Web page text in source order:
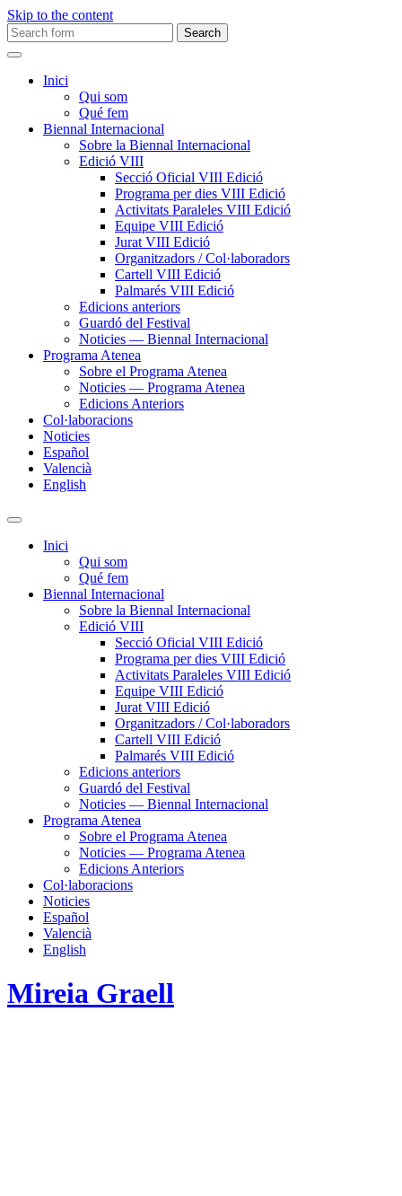
Skip to the content
Search
for:
Inici
Qui som
Qué fem
Biennal Internacional
Sobre la Biennal Internacional
Edició VIII
Secció Oficial VIII Edició
Programa per dies VIII Edició
Activitats Paraleles VIII Edició
Equipe VIII Edició
Jurat VIII Edició
Organitzadors / Col·laboradors
Cartell VIII Edició
Palmarés VIII Edició
Edicions anteriors
Guardó del Festival
Noticies — Biennal Internacional
Programa Atenea
Sobre el Programa Atenea
Noticies — Programa Atenea
Edicions Anteriors
Col·laboracions
Noticies
Español
Valencià
English
Toggle
search
field
Inici
Qui som
Qué fem
Biennal Internacional
Sobre la Biennal Internacional
Edició VIII
Secció Oficial VIII Edició
Programa per dies VIII Edició
Activitats Paraleles VIII Edició
Equipe VIII Edició
Jurat VIII Edició
Organitzadors / Col·laboradors
Cartell VIII Edició
Palmarés VIII Edició
Edicions anteriors
Guardó del Festival
Noticies — Biennal Internacional
Programa Atenea
Sobre el Programa Atenea
Noticies — Programa Atenea
Edicions Anteriors
Col·laboracions
Noticies
Español
Valencià
English
Mireia Graell